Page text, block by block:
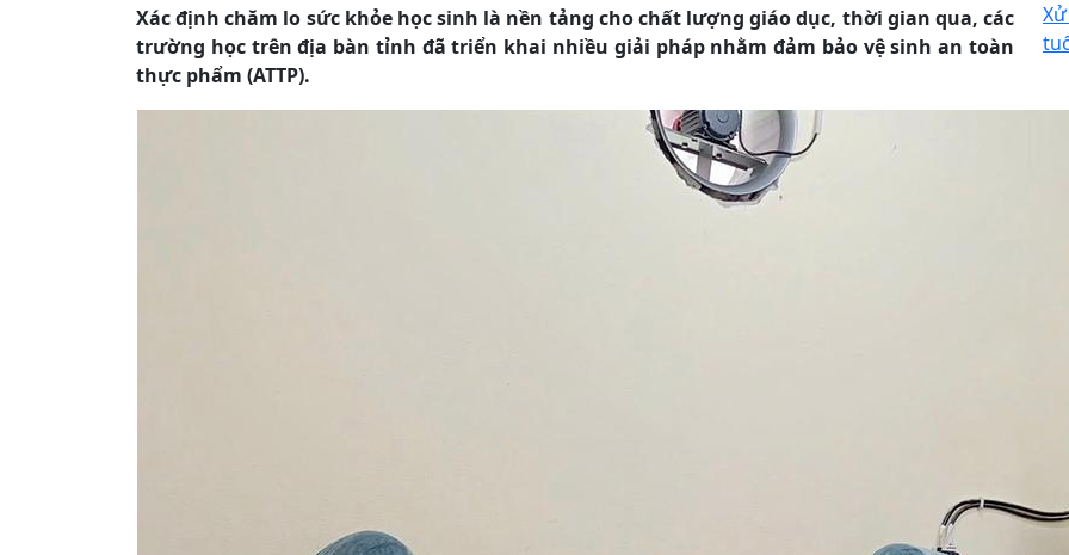
Xác định chăm lo sức khỏe học sinh là nền tảng cho chất lượng giáo dục, thời gian qua, các
trường học trên địa bàn tỉnh đã triển khai nhiều giải pháp nhằm đảm bảo vệ sinh an toàn
thực phẩm (ATTP).